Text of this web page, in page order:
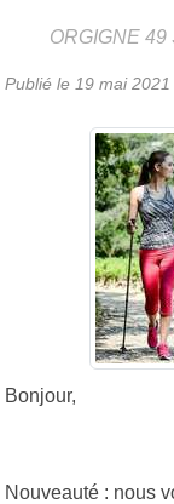
ORGIGNE 49
Publié le 19 mai 2021
Bonjour,
Nouveauté : nous